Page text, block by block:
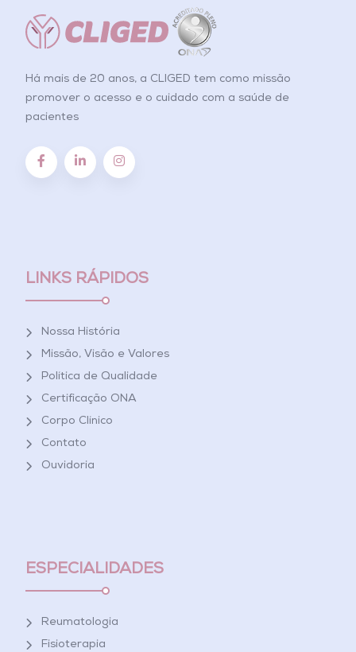
Há mais de 20 anos, a CLIGED tem como missão
promover o acesso e o cuidado com a saúde de
pacientes
LINKS RÁPIDOS
Nossa História
Missão, Visão e Valores
Política de Qualidade
Certificação ONA
Corpo Clínico
Contato
Ouvidoria
ESPECIALIDADES
Reumatologia
Fisioterapia